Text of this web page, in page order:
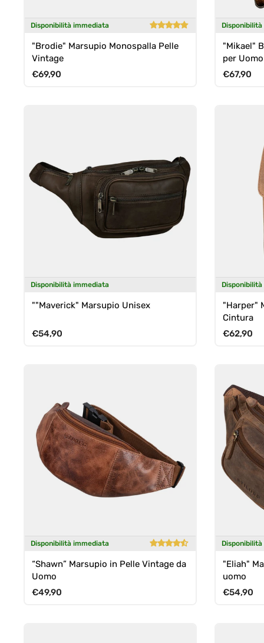
Disponibilità immediata
"Brodie" Marsupio Monospalla Pelle
Vintage
Prezzo normale
€69,90
"Mikael"
per
Marsupio
Prezzo
€67,90
Disponibilità immediata
""Maverick" Marsupio Unisex
Prezzo normale
€54,90
"Harper"
Cintura
Prezzo
€62,90
Disponibilità immediata
“Shawn” Marsupio in Pelle Vintage da
Uomo
Prezzo normale
€49,90
"Eliah"
uomo
Prezzo
€54,90